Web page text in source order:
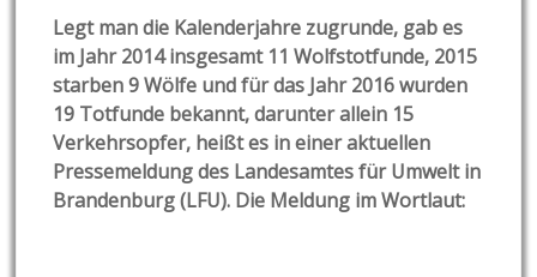
Legt man die Kalenderjahre zugrunde, gab es
im Jahr 2014 insgesamt 11 Wolfstotfunde, 2015
starben 9 Wölfe und für das Jahr 2016 wurden
19 Totfunde bekannt, darunter allein 15
Verkehrsopfer, heißt es in einer aktuellen
Pressemeldung des Landesamtes für Umwelt in
Brandenburg (LFU). Die Meldung im Wortlaut: